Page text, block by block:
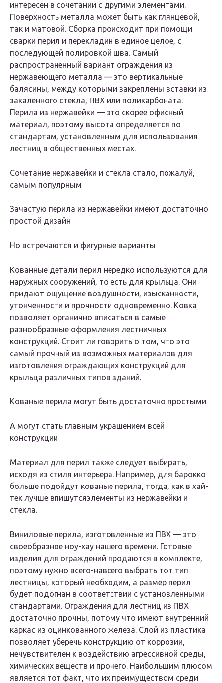
интересен в сочетании с другими элементами.
Поверхность металла может быть как глянцевой,
так и матовой. Сборка происходит при помощи
сварки перил и перекладин в единое целое, с
последующей полировкой шва. Самый
распространенный вариант ограждения из
нержавеющего металла — это вертикальные
балясины, между которыми закреплены вставки из
закаленного стекла, ПВХ или поликарбоната.
Перила из нержавейки — это скорее офисный
материал, поэтому высота определяется по
стандартам, установленным для использования
лестниц в общественных местах.
Сочетание нержавейки и стекла стало, пожалуй,
самым популрным
Зачастую перила из нержавейки имеют достаточно
простой дизайн
Но встречаются и фигурные варианты
Кованные детали перил нередко используются для
наружных сооружений, то есть для крыльца. Они
придают ощущение воздушности, изысканности,
утонченности и прочности одновременно. Ковка
позволяет органично вписаться в самые
разнообразные оформления лестничных
конструкций. Стоит ли говорить о том, что это
самый прочный из возможных материалов для
изготовления ограждающих конструкций для
крыльца различных типов зданий.
Кованые перила могут быть достаточно простыми
А могут стать главным украшением всей
конструкции
Материал для перил также следует выбирать,
исходя из стиля интерьера. Например, для барокко
больше подойдут кованые перила, тогда, как в хай-
тек лучше впишутсяэлементы из нержавейки и
стекла.
Виниловые перила, изготовленные из ПВХ — это
своеобразное ноу-хау нашего времени. Готовые
изделия для ограждений продаются в комплекте,
поэтому нужно всего-навсего выбрать тот тип
лестницы, который необходим, а размер перил
будет подогнан в соответствии с установленными
стандартами. Ограждения для лестниц из ПВХ
достаточно прочны, потому что имеют внутренний
каркас из оцинкованного железа. Слой из пластика
позволяет уберечь конструкцию от коррозии,
нечувствителен к воздействию агрессивной среды,
химических веществ и прочего. Наибольшим плюсом
является тот факт, что их преимуществом среди